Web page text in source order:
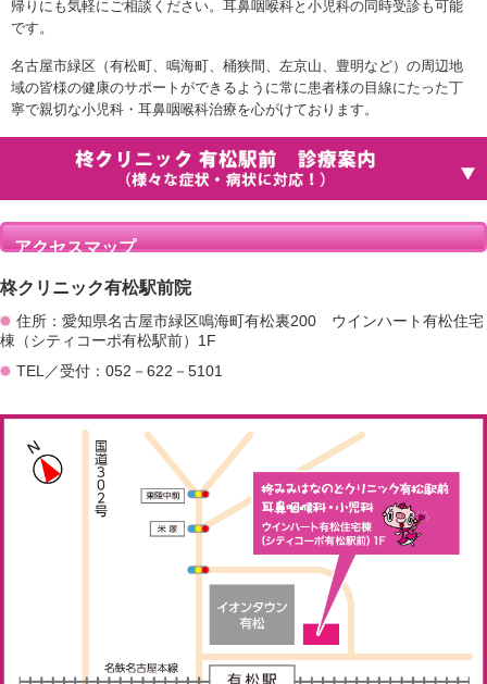
帰りにも気軽にご相談ください。耳鼻咽喉科と小児科の同時受診も可能
です。
名古屋市緑区（有松町、鳴海町、桶狭間、左京山、豊明など）の周辺地
域の皆様の健康のサポートができるように常に患者様の目線にたった丁
寧で親切な小児科・耳鼻咽喉科治療を心がけております。
アクセスマップ
柊クリニック有松駅前院
住所：愛知県名古屋市緑区鳴海町有松裏200 ウインハート有松住宅
棟（シティコーポ有松駅前）1F
TEL／受付：052－622－5101